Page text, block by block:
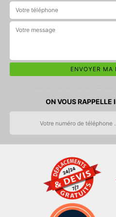
ON VOUS